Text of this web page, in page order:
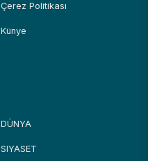
Çerez Politikası
Künye
DÜNYA
SIYASET